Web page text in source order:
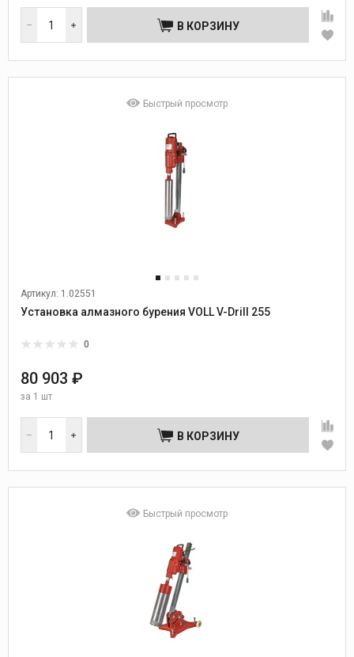
В КОРЗИНУ
Быстрый просмотр
Артикул: 1.02551
Установка алмазного бурения VOLL V-Drill 255
0
80 903 ₽
за 1 шт
В КОРЗИНУ
Быстрый просмотр